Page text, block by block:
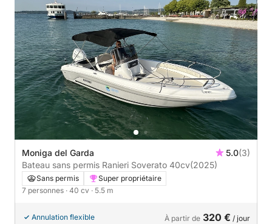
Moniga del Garda 5.0(3)
Bateau sans permis Ranieri Soverato 40cv(2025)
Sans permis
Super propriétaire
7 personnes · 40 cv · 5.5 m
Annulation flexible À partir de 320 € / jour